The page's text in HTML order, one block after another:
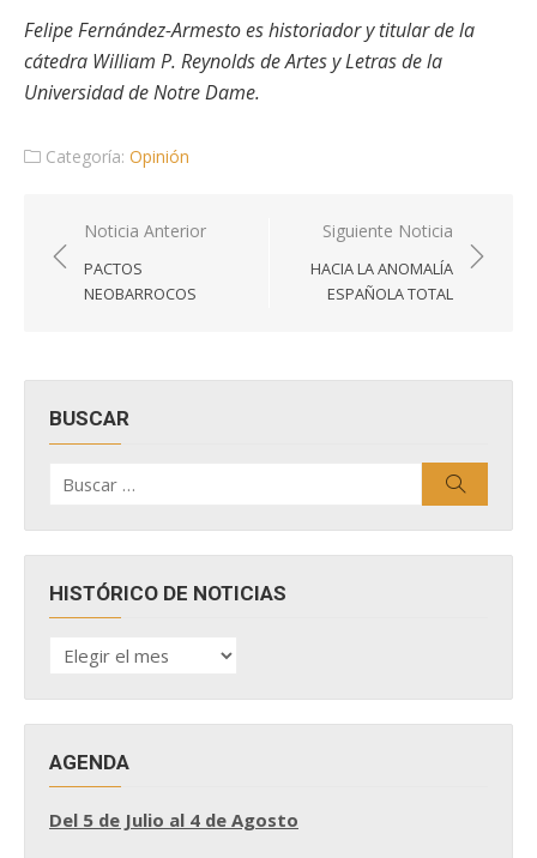
Felipe Fernández-Armesto es historiador y titular de la
cátedra William P. Reynolds de Artes y Letras de la
Universidad de Notre Dame.
Categoría: Opinión
Navegación
de
entradas
Noticia Anterior
PACTOS
NEOBARROCOS
Siguiente Noticia
HACIA LA ANOMALÍA
ESPAÑOLA TOTAL
BUSCAR
por:
HISTÓRICO DE NOTICIAS
HISTÓRICO
DE
AGENDA
Del 5 de Julio al 4 de Agosto